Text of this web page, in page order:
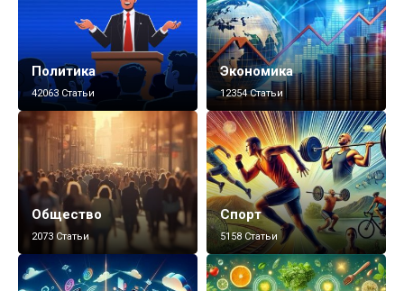
Политика
42063 Статьи
Экономика
12354 Статьи
Общество
2073 Статьи
Спорт
5158 Статьи